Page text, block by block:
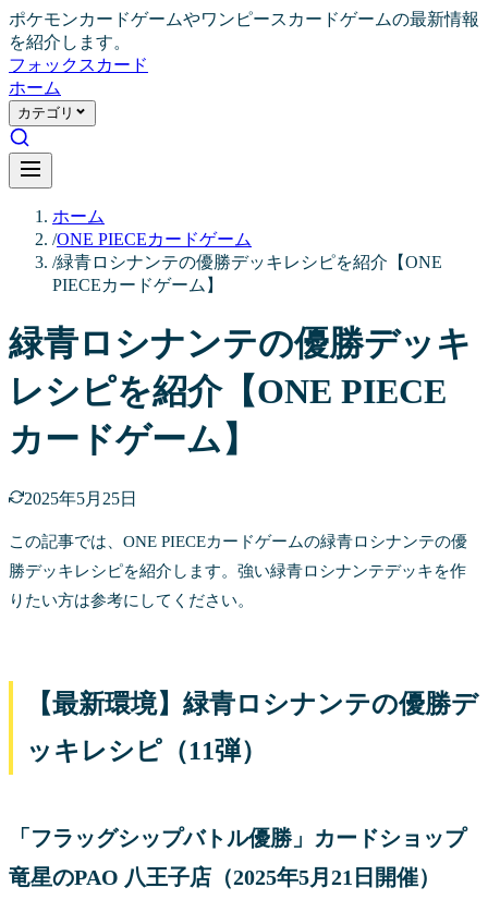
ポケモンカードゲームやワンピースカードゲームの最新情報
を紹介します。
フォックス カード
ホーム
カテゴリ
ホーム
/ONE PIECEカードゲーム
/緑青ロシナンテの優勝デッキレシピを紹介【ONE
PIECEカードゲーム】
緑青ロシナンテの優勝デッキ
レシピを紹介【ONE PIECE
カードゲーム】
2025年5月25日
この記事では、ONE PIECEカードゲームの緑青ロシナンテの優
勝デッキレシピを紹介します。強い緑青ロシナンテデッキを作
りたい方は参考にしてください。
【最新環境】緑青ロシナンテの優勝デ
ッキレシピ（11弾）
「フラッグシップバトル優勝」カードショップ
竜星のPAO 八王子店（2025年5月21日開催）